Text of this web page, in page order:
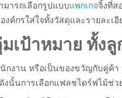
มารถเลือกรูปแบบแพกเกจจิ้งที่ส
ค์กรใส่ใจทั้งวัสดุและรายละเอี
เป้าหมาย ทั้ง
กงาน หรือเป็นของขวัญกับคู่ค้
นั้นการเลือกแฟลชไดร์ฟไม้ช่ว